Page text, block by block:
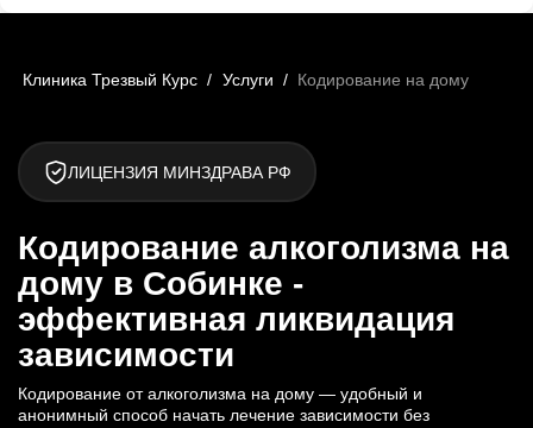
Клиника Трезвый Курс / Услуги / Кодирование на дому
ЛИЦЕНЗИЯ МИНЗДРАВА РФ
Кодирование алкоголизма на
дому в Собинке -
эффективная ликвидация
зависимости
Кодирование от алкоголизма на дому — удобный и
анонимный способ начать лечение зависимости без